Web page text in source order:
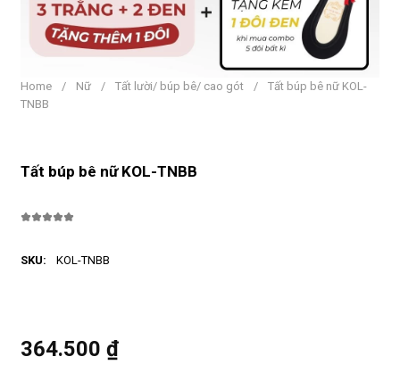
Home / Nữ / Tất lười/ búp bê/ cao gót /
Tất búp bê nữ KOL-
TNBB
Tất búp bê nữ KOL-TNBB
SKU: KOL-TNBB
364.500 ₫